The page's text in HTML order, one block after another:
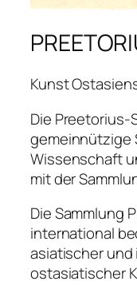
Kunst
Die
gemeinnützige
Wissenschaft
mit der
Die Sammlung
international
asiatischer
ostasiatischer